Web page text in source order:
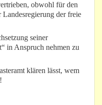
obwohl für den
der freie
seiner
in Anspruch nehmen zu
klären lässt, wem